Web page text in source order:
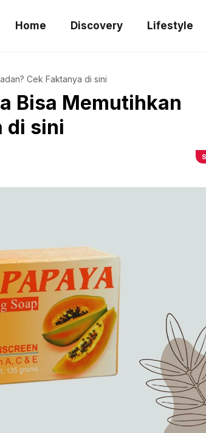
Home Discovery Lifestyle
Cek Faktanya di sini
Bisa Memutihkan
di sini